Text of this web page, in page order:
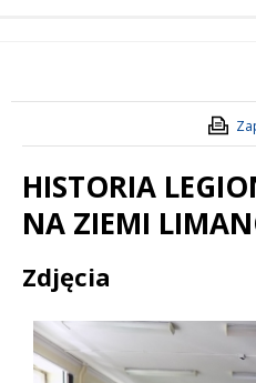
HISTORIA
NA ZIEMI
Treść
Zdjęcia